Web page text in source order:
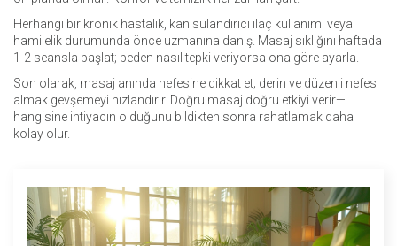
Herhangi bir kronik hastalık, kan sulandırıcı ilaç kullanımı veya
hamilelik durumunda önce uzmanına danış. Masaj sıklığını haftada
1-2 seansla başlat; beden nasıl tepki veriyorsa ona göre ayarla.
Son olarak, masaj anında nefesine dikkat et; derin ve düzenli nefes
almak gevşemeyi hızlandırır. Doğru masaj doğru etkiyi verir—
hangisine ihtiyacın olduğunu bildikten sonra rahatlamak daha
kolay olur.